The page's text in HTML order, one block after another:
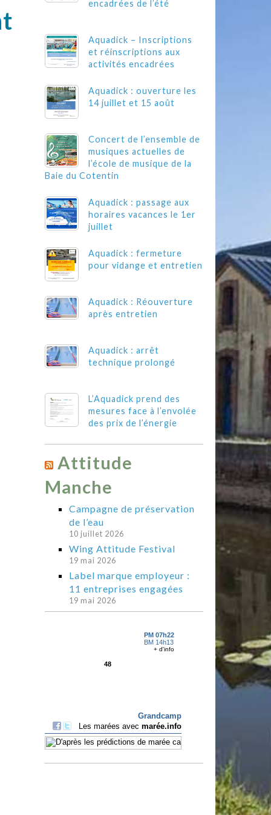
encadrées de l’été
Aquadick – Inscriptions
et réinscriptions aux
activités encadrées
Aquadick : ouverture les
14 juillet et 15 août
Concert de l’ensemble de
musiques actuelles de
l’école de musique de la
Baie du Cotentin
Aquadick : passage aux
horaires vacances le 1er
juillet
Aquadick : fermeture
pour vidange et entretien
Aquadick : Réouverture
après entretien
Aquadick : arrêt
technique prolongé
L’Aquadick prend des
mesures face à l’envolée
des prix de l’énergie
Attitude
Manche
Campagne de préservation
de l’eau
10 juillet 2026
Wing Attitude Festival
19 mai 2026
Label marque employeur :
11 entreprises engagées
19 mai 2026